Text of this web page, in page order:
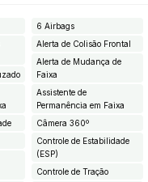
6 Airbags
Alerta de Colisão Frontal
Alerta de Mudança de
Faixa
Assistente de
Permanência em Faixa
Câmera 360º
Controle de Estabilidade
(ESP)
Controle de Tração